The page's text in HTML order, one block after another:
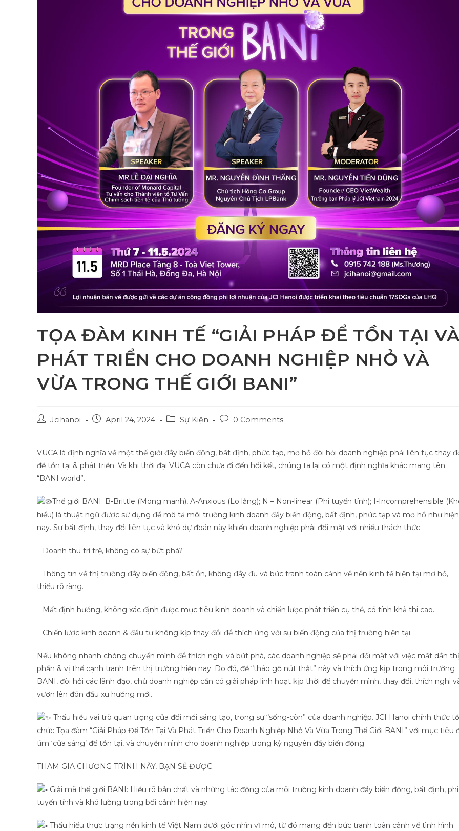
TỌA ĐÀM KINH TẾ “GIẢI PHÁP ĐỂ TỒN TẠI
PHÁT TRIỂN CHO DOANH NGHIỆP NHỎ VÀ
VỪA TRONG THẾ GIỚI BANI”
PostJcihanoi
PostApril 24, 2024
PostSự Kiện
Post0 Comments
VUCA là định nghĩa về một thế giới đầy biến động, bất định, phức tạp, mơ hồ đòi hỏi doanh nghiệp phải liên tục thay
để tồn tại & phát triển. Và khi thời đại VUCA còn chưa đi đến hồi kết, chúng ta lại có một định nghĩa khác mang tên
“BANI world”.
Thế giới BANI: B-Brittle (Mong manh), A-Anxious (Lo lắng); N – Non-linear (Phi tuyến tính); I-Incomprehensible
hiểu) là thuật ngữ được sử dụng để mô tả môi trường kinh doanh đầy biến động, bất định, phức tạp và mơ hồ như hiện
nay. Sự bất định, thay đổi liên tục và khó dự đoán này khiến doanh nghiệp phải đối mặt với nhiều thách thức:
– Doanh thu trì trệ, không có sự bứt phá?
– Thông tin về thị trường đầy biến động, bất ổn, không đầy đủ và bức tranh toàn cảnh về nền kinh tế hiện tại mơ hồ,
thiếu rõ ràng.
– Mất định hướng, không xác định được mục tiêu kinh doanh và chiến lược phát triển cụ thể, có tính khả thi cao.
– Chiến lược kinh doanh & đầu tư không kịp thay đổi để thích ứng với sự biến động của thị trường hiện tại.
Nếu không nhanh chóng chuyển mình để thích nghi và bứt phá, các doanh nghiệp sẽ phải đối mặt với việc mất dần thị
phần & vị thế cạnh tranh trên thị trường hiện nay. Do đó, để “tháo gỡ nút thắt” này và thích ứng kịp trong môi trường
BANI, đòi hỏi các lãnh đạo, chủ doanh nghiệp cần có giải pháp linh hoạt kịp thời để chuyển mình, thay đổi, thích nghi
vươn lên đón đầu xu hướng mới.
Thấu hiểu vai trò quan trọng của đổi mới sáng tạo, trong sự “sống-còn” của doanh nghiệp. JCI Hanoi chính thức tổ
chức Tọa đàm “Giải Pháp Để Tồn Tại Và Phát Triển Cho Doanh Nghiệp Nhỏ Và Vừa Trong Thế Giới BANI” với mục tiêu
tìm ‘cửa sáng’ để tồn tại, và chuyển mình cho doanh nghiệp trong kỷ nguyên đầy biến động
THAM GIA CHƯƠNG TRÌNH NÀY, BẠN SẼ ĐƯỢC:
Giải mã thế giới BANI: Hiểu rõ bản chất và những tác động của môi trường kinh doanh đầy biến động, bất định, phi
tuyến tính và khó lường trong bối cảnh hiện nay.
Thấu hiểu thực trạng nền kinh tế Việt Nam dưới góc nhìn vĩ mô, từ đó mang đến bức tranh toàn cảnh về tình hình